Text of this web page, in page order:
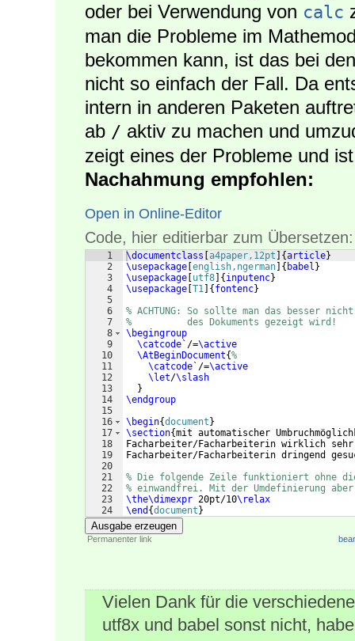
oder bei Verwendung von calc
man die Probleme im
bekommen kann, ist das bei
nicht so einfach der Fall. Da
intern in anderen Paketen
ab / aktiv zu machen und
zeigt eines der Probleme und
Nachahmung empfohlen:
Open in Online-Editor
Code, hier editierbar zum Übersetzen:
1
2
3
4
5
6
7
8
9
10
11
12
13
14
15
16
17
18
19
20
21
22
23
24
\documentclass a4paper,12pt {article}
\usepackage english,ngerman { babel }
\usepackage utf8 { inputenc}
\usepackage T1 { fontenc}
% ACHTUNG: So sollte man das besser
%          des Dokuments gezeigt wird!
\begingroup
\catcode `/=\active
\AtBeginDocument{%
\catcode `/=\active
\let/\slash
}
\endgroup
\begin{document }
\section{mit automatischer
Facharbeiter/Facharbeiterin wirklich
Facharbeiter/Facharbeiterin dringend
% Die folgende Zeile funktioniert ohne
% einwandfrei. Mit der Umdefinierung
\the\dimexpr 20pt/10\relax
\end {document }
Ausgabe erzeugen
Permanenter link
Vielen Dank für die
utf8x und babel sonst nicht,